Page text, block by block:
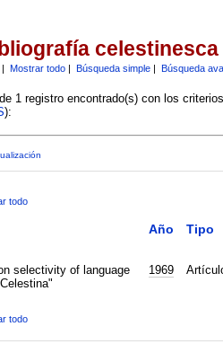
celestinesca
Mostrar todo| Búsqueda simple| Búsqueda
1 registro encontrado(s) con los
):
todo
Año Tipo
selectivity of language
1969
todo